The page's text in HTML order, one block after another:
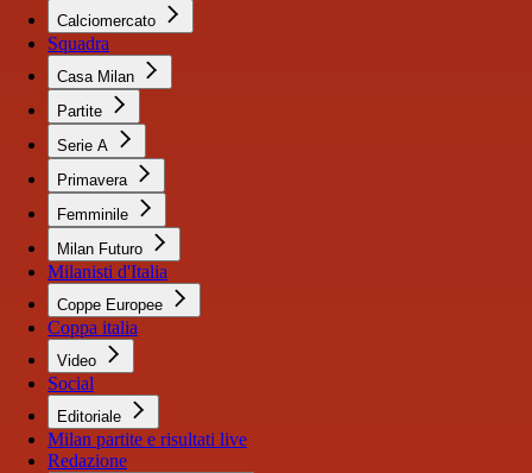
Calciomercato
Squadra
Casa Milan
Partite
Serie A
Primavera
Femminile
Milan Futuro
Milanisti d'Italia
Coppe Europee
Coppa italia
Video
Social
Editoriale
Milan partite e risultati live
Redazione